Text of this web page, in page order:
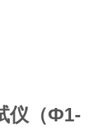
仪（Ф1-